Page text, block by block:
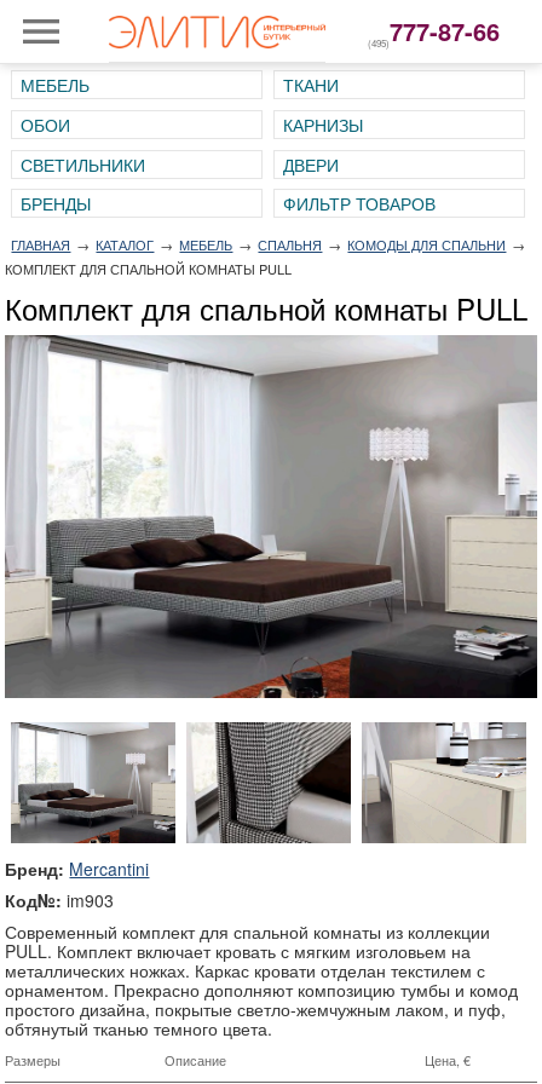
(495)777-87-66
МЕБЕЛЬ
ТКАНИ
ОБОИ
КАРНИЗЫ
СВЕТИЛЬНИКИ
ДВЕРИ
ГЛАВНАЯ → КАТАЛОГ → МЕБЕЛЬ → СПАЛЬНЯ → КОМОДЫ ДЛЯ СПАЛЬНИ →
КОМПЛЕКТ ДЛЯ СПАЛЬНОЙ КОМНАТЫ PULL
Комплект для спальной комнаты PULL
Бренд: Mercantini
Код№:im903
Современный комплект для спальной комнаты из коллекции
PULL. Комплект включает кровать с мягким изголовьем на
металлических ножках. Каркас кровати отделан текстилем с
орнаментом. Прекрасно дополняют композицию тумбы и комод
простого дизайна, покрытые светло-жемчужным лаком, и пуф,
обтянутый тканью темного цвета.
Размеры Описание Цена, €